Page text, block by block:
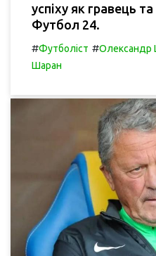
успіху як гравець
Футбол 24.
#Футболіст #Олександр
Шаран